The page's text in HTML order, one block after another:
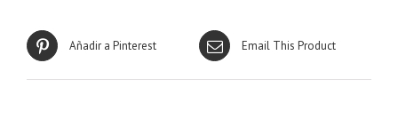
Añadir a Pinterest Email This Product